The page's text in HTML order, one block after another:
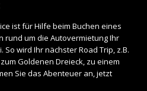
ist für Hilfe beim Buchen eines
rund um die Autovermietung Ihr
wird Ihr nächster Road Trip, z.B.
Goldenen Dreieck, zu einem
Sie das Abenteuer an, jetzt